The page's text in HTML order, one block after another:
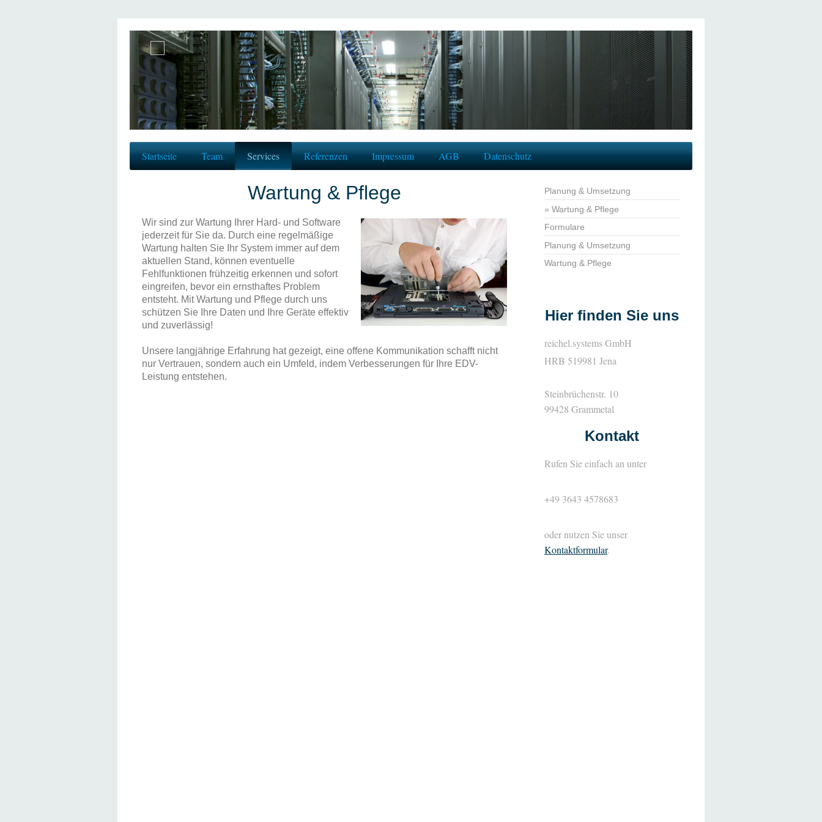
Startseite Team Services Referenzen Impressum AGB Datenschutz
Wartung & Pflege
Wir sind zur Wartung Ihrer Hard- und Software
jederzeit für Sie da. Durch eine regelmäßige
Wartung halten Sie Ihr System immer auf dem
aktuellen Stand, können eventuelle
Fehlfunktionen frühzeitig erkennen und sofort
eingreifen, bevor ein ernsthaftes Problem
entsteht. Mit Wartung und Pflege durch uns
schützen Sie Ihre Daten und Ihre Geräte effektiv
und zuverlässig!
Unsere langjährige Erfahrung hat gezeigt, eine offene Kommunikation schafft nicht
nur Vertrauen, sondern auch ein Umfeld, indem Verbesserungen für Ihre EDV-
Leistung entstehen.
Planung & Umsetzung
Wartung & Pflege
Formulare
Planung & Umsetzung
Wartung & Pflege
Hier finden Sie uns
reichel.systems GmbH
HRB 519981 Jena
Steinbrüchenstr. 10
99428 Grammetal
Kontakt
Rufen Sie einfach an unter
+49 3643 4578683
oder nutzen Sie unser
Kontaktformular.